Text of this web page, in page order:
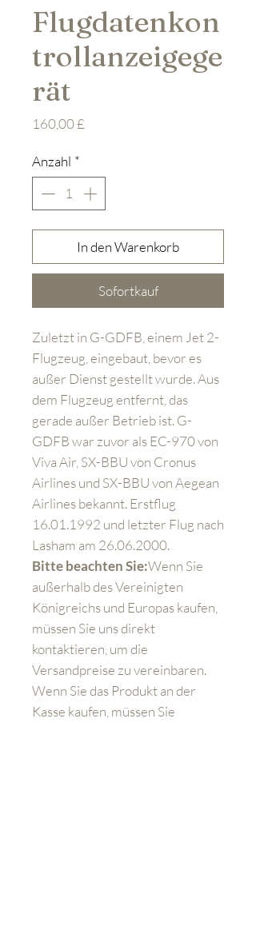
Flugdatenkon
trollanzeigege
rät
160,00 £
Anzahl *
In den Warenkorb
Sofortkauf
Zuletzt in G-GDFB, einem Jet 2-
Flugzeug, eingebaut, bevor es
außer Dienst gestellt wurde. Aus
dem Flugzeug entfernt, das
gerade außer Betrieb ist. G-
GDFB war zuvor als EC-970 von
Viva Air, SX-BBU von Cronus
Airlines und SX-BBU von Aegean
Airlines bekannt. Erstflug
16.01.1992 und letzter Flug nach
Lasham am 26.06.2000.
Bitte beachten Sie:Wenn Sie
außerhalb des Vereinigten
Königreichs und Europas kaufen,
müssen Sie uns direkt
kontaktieren, um die
Versandpreise zu vereinbaren.
Wenn Sie das Produkt an der
Kasse kaufen, müssen Sie